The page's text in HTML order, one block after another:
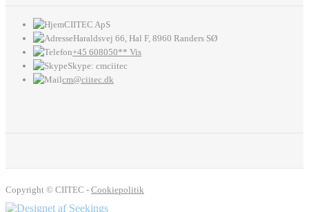
CIITEC ApS
Haraldsvej 66, Hal F, 8960 Randers SØ
+45 608050** Vis
Skype: cmciitec
cm@ciitec.dk
Copyright © CIITEC - Cookiepolitik